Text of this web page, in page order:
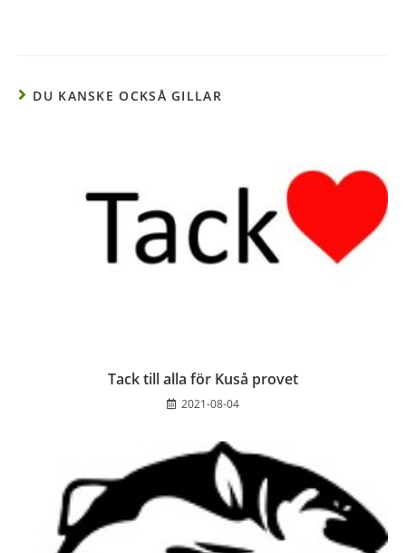
DU KANSKE OCKSÅ GILLAR
Tack till alla för Kuså provet
2021-08-04